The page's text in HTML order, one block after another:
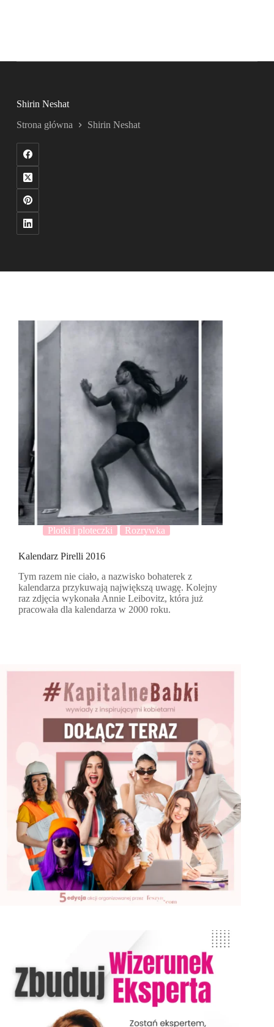
Shirin Neshat
Strona główna Shirin Neshat
Plotki i ploteczki Rozrywka
Kalendarz Pirelli 2016
Tym razem nie ciało, a nazwisko bohaterek z
kalendarza przykuwają największą uwagę. Kolejny
raz zdjęcia wykonała Annie Leibovitz, która już
pracowała dla kalendarza w 2000 roku.